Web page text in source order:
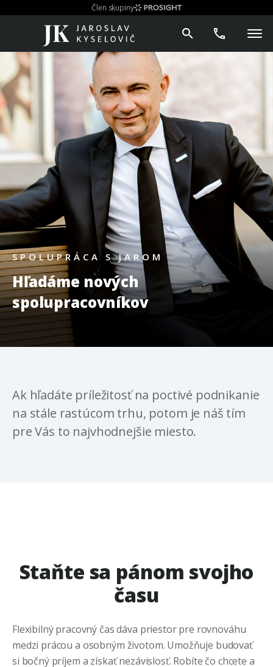
Člen skupiny
SPOLUPRÁCA S JAROM
Hľadáme nových
spolupracovníkov
Ak hľadáte príležitosť na poctivé podnikanie
na stále rastúcom trhu, potom je náš tím
pre Vás to najvhodnejšie miesto.
Staňte sa pánom svojho
času
Flexibilný pracovný čas dáva priestor pre rovnováhu
medzi prácou a osobným životom. Umožňuje budovať
si bočný príjem a získať nezávislosť. Robíte čo chcete a